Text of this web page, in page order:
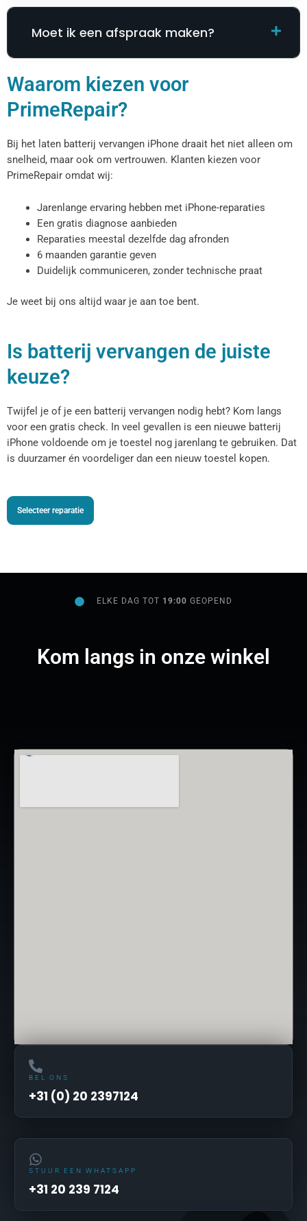
Moet ik een afspraak maken?
Waarom kiezen voor
PrimeRepair?
Bij het laten batterij vervangen iPhone draait het niet alleen om
snelheid, maar ook om vertrouwen. Klanten kiezen voor
PrimeRepair omdat wij:
Jarenlange ervaring hebben met iPhone-reparaties
Een gratis diagnose aanbieden
Reparaties meestal dezelfde dag afronden
6 maanden garantie geven
Duidelijk communiceren, zonder technische praat
Je weet bij ons altijd waar je aan toe bent.
Is batterij vervangen de juiste
keuze?
Twijfel je of je een batterij vervangen nodig hebt? Kom langs
voor een gratis check. In veel gevallen is een nieuwe batterij
iPhone voldoende om je toestel nog jarenlang te gebruiken. Dat
is duurzamer én voordeliger dan een nieuw toestel kopen.
Selecteer reparatie
ELKE DAG TOT 19:00GEOPEND
Kom langs in onze winkel
BEL ONS
+31 (0) 20 2397124
STUUR EEN WHATSAPP
+31 20 239 7124